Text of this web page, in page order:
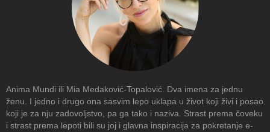
Anima Mundi ili Mia Medaković-Topalović. Dva imena za jednu
ženu. I jedno i drugo ona sasvim lepo uklapa u život koji živi i posao
koji je za nju zadovoljstvo, pa ga tako i naziva. Strast prema čoveku
i strast prema lepoti bili su joj i glavna inspiracija za pokretanje e-